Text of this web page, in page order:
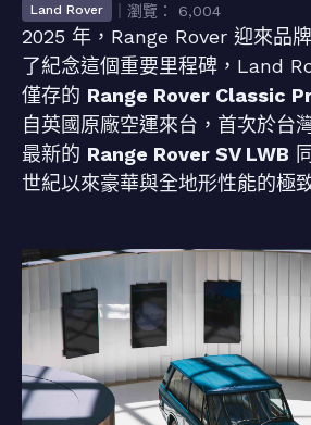
Land Rover ｜瀏覽： 6,004
2025 年，Range Rover 迎來品
了紀念這個重要里程碑，Land
僅存的 Range Rover Classic
自英國原廠空運來台，首次於台
最新的 Range Rover SV LWB
世紀以來豪華與全地形性能的極